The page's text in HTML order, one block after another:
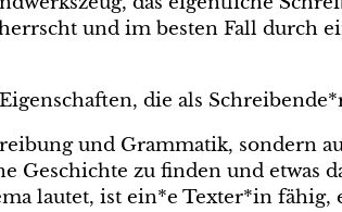
und im besten Fall durch
die als
und Grammatik, sondern
Geschichte zu finden und etwas
lautet, ist ein*e Texter*in